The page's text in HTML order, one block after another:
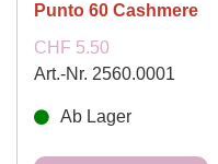
Punto 60 Cashmere
CHF 5.50
Art.-Nr. 2560.0001
Ab Lager